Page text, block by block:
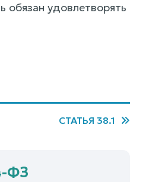
обязан удовлетворять
СТАТЬЯ 38.1
ФЗ